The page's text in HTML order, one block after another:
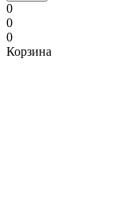
0
0
0
Корзина